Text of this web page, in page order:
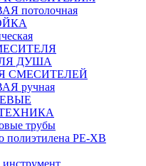
потолочная
ДУША
СМЕСИТЕЛЕЙ
ручная
трубы
полиэтилена PE-XB